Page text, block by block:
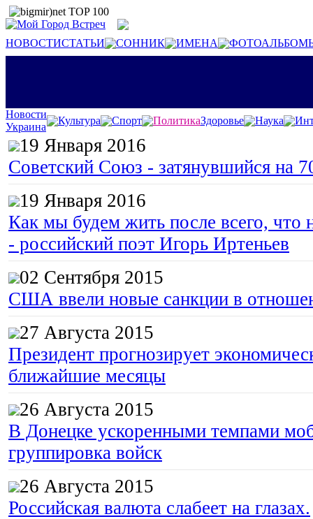
НОВОСТИСТАТЬИ СОННИК ИМЕНА
Новости
Украина
Культура Спорт ПолитикаЗдоровье Наука
19 Января 2016
Советский Союз - затянувшийся на
19 Января 2016
Как мы будем жить после всего, что
- российский поэт Игорь Иртеньев
02 Сентября 2015
США ввели новые санкции в
27 Августа 2015
Президент прогнозирует
ближайшие месяцы
26 Августа 2015
В Донецке ускоренными темпами
группировка войск
26 Августа 2015
Российская валюта слабеет на глазах.